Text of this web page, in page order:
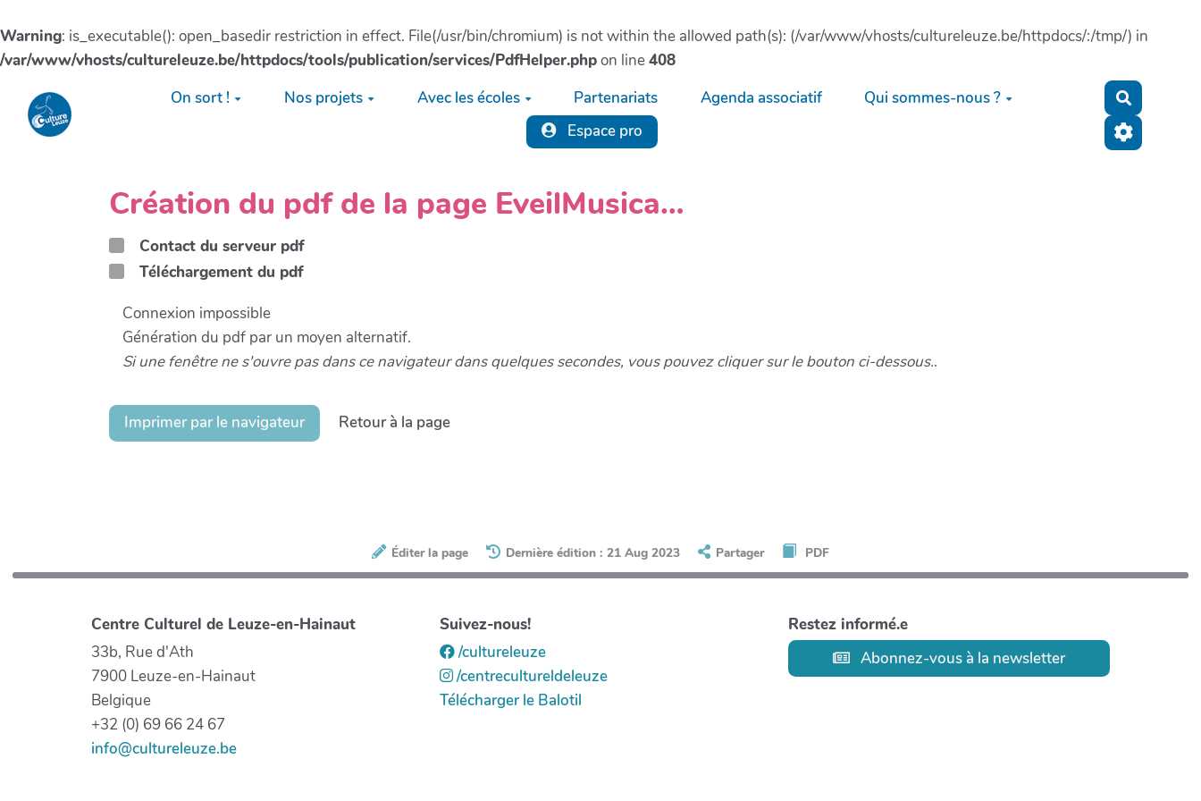
Warning: is_executable(): open_basedir restriction in effect. File(/usr/bin/chromium) is not within the allowed path(s): (/var/www/vhosts/cultureleuze.be/httpdocs/:/tmp/) in
/var/www/vhosts/cultureleuze.be/httpdocs/tools/publication/services/PdfHelper.phpon line408
Aller au contenu principalOn sort ! Nos projets Avec les écoles Partenariats Agenda associatif
Qui sommes-nous ?
Espace pro
Création du pdf de la page EveilMusica…
Contact du serveur pdf
Téléchargement du pdf
Connexion impossible
Génération du pdf par un moyen alternatif.
Si une fenêtre ne s'ouvre pas dans ce navigateur dans quelques secondes, vous pouvez cliquer sur le bouton ci-dessous..
Imprimer par le navigateur Retour à la page
Éditer la page Dernière édition : 21 Aug 2023 Partager PDF
Centre Culturel de Leuze-en-Hainaut
33b, Rue d'Ath
7900 Leuze-en-Hainaut
Belgique
+32 (0) 69 66 24 67
info@cultureleuze.be
Suivez-nous!
/cultureleuze
/centrecultureldeleuze
Télécharger le Balotil
Restez informé.e
Abonnez-vous à la newsletter